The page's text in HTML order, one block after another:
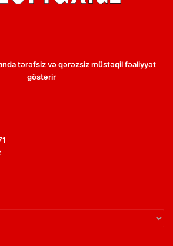
tərəfsiz və qərəzsiz müstəqil fəaliyyət
göstərir